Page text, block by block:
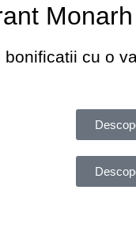
Monarh
cu o